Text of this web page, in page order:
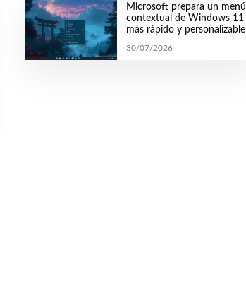
Microsoft prepara un menú
contextual de Windows 11
más rápido y personalizable
30/07/2026